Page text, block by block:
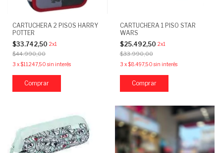
CARTUCHERA 2 PISOS HARRY
POTTER
$33.742,50 2x1
$44.990,00
3 x$11.247,50 sin interés
CARTUCHERA 1 PISO STAR
WARS
$25.492,50 2x1
$33.990,00
3 x$8.497,50 sin interés